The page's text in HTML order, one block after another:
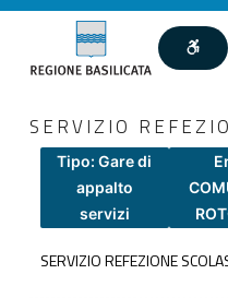
SERVIZIO
Tipo: Gare di
appalto
servizi
SERVIZIO REFEZIONE